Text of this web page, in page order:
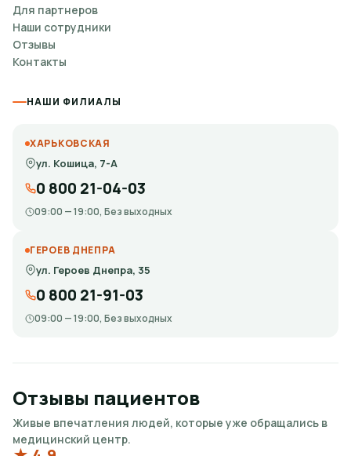
Для партнеров
Наши сотрудники
Отзывы
Контакты
НАШИ ФИЛИАЛЫ
ХАРЬКОВСКАЯ
ул. Кошица, 7-А
0 800 21-04-03
09:00 — 19:00, Без выходных
ГЕРОЕВ ДНЕПРА
ул. Героев Днепра, 35
0 800 21-91-03
09:00 — 19:00, Без выходных
Отзывы пациентов
Живые впечатления людей, которые уже обращались в
медицинский центр.